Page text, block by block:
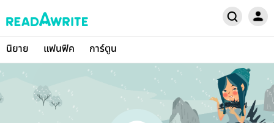
นิยาย แฟนฟิค การ์ตูน